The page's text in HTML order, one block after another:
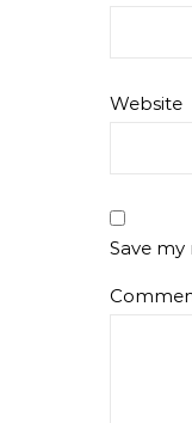
Website
Save